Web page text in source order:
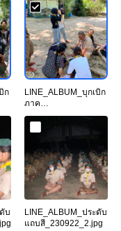
g
ก
LINE_ALBUM_บุกเบิก
ภาค
ทฤษฎี_230922_26.jp
บ
LINE_ALBUM_ประดับ
แถบสี_230922_2.jpg